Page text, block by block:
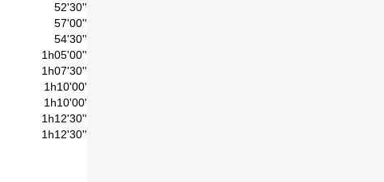
52'30''
57'00''
54'30''
1h05'00''
1h07'30''
1h10'00'
1h10'00'
1h12'30''
1h12'30''